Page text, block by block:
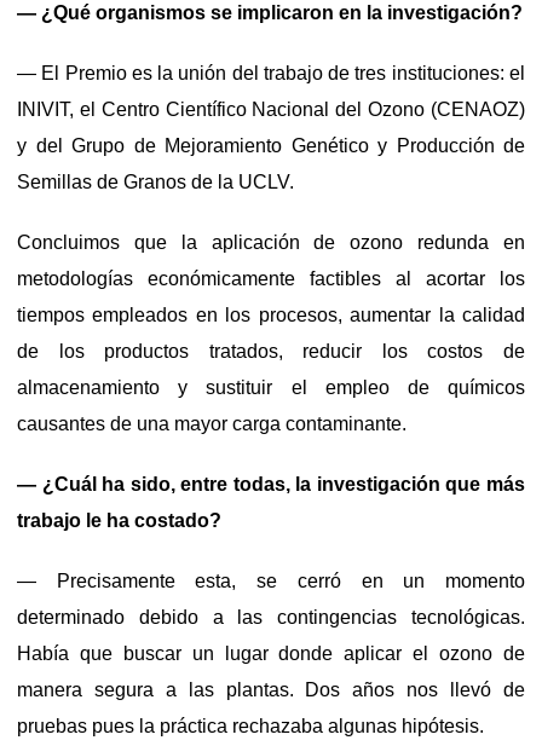
— ¿Qué organismos se implicaron en la investigación?
— El Premio es la unión del trabajo de tres instituciones: el
INIVIT, el Centro Científico Nacional del Ozono (CENAOZ)
y del Grupo de Mejoramiento Genético y Producción de
Semillas de Granos de la UCLV.
Concluimos que la aplicación de ozono redunda en
metodologías económicamente factibles al acortar los
tiempos empleados en los procesos, aumentar la calidad
de los productos tratados, reducir los costos de
almacenamiento y sustituir el empleo de químicos
causantes de una mayor carga contaminante.
— ¿Cuál ha sido, entre todas, la investigación que más
trabajo le ha costado?
— Precisamente esta, se cerró en un momento
determinado debido a las contingencias tecnológicas.
Había que buscar un lugar donde aplicar el ozono de
manera segura a las plantas. Dos años nos llevó de
pruebas pues la práctica rechazaba algunas hipótesis.